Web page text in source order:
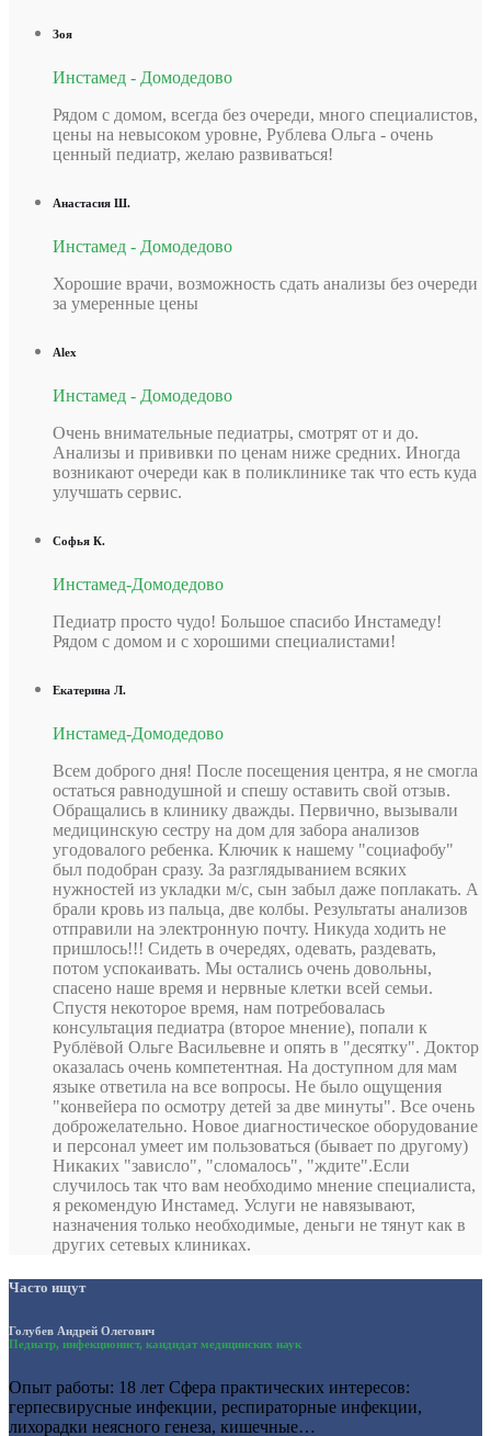
Зоя
Инстамед - Домодедово
Рядом с домом, всегда без очереди, много специалистов,
цены на невысоком уровне, Рублева Ольга - очень
ценный педиатр, желаю развиваться!
Анастасия Ш.
Инстамед - Домодедово
Хорошие врачи, возможность сдать анализы без очереди
за умеренные цены
Alex
Инстамед - Домодедово
Очень внимательные педиатры, смотрят от и до.
Анализы и прививки по ценам ниже средних. Иногда
возникают очереди как в поликлинике так что есть куда
улучшать сервис.
Софья К.
Инстамед-Домодедово
Педиатр просто чудо! Большое спасибо Инстамеду!
Рядом с домом и с хорошими специалистами!
Екатерина Л.
Инстамед-Домодедово
Всем доброго дня! После посещения центра, я не смогла
остаться равнодушной и спешу оставить свой отзыв.
Обращались в клинику дважды. Первично, вызывали
медицинскую сестру на дом для забора анализов
угодовалого ребенка. Ключик к нашему "социафобу"
был подобран сразу. За разглядыванием всяких
нужностей из укладки м/с, сын забыл даже поплакать. А
брали кровь из пальца, две колбы. Результаты анализов
отправили на электронную почту. Никуда ходить не
пришлось!!! Сидеть в очередях, одевать, раздевать,
потом успокаивать. Мы остались очень довольны,
спасено наше время и нервные клетки всей семьи.
Спустя некоторое время, нам потребовалась
консультация педиатра (второе мнение), попали к
Рублёвой Ольге Васильевне и опять в "десятку". Доктор
оказалась очень компетентная. На доступном для мам
языке ответила на все вопросы. Не было ощущения
"конвейера по осмотру детей за две минуты". Все очень
доброжелательно. Новое диагностическое оборудование
и персонал умеет им пользоваться (бывает по другому)
Никаких "зависло", "сломалось", "ждите".Если
случилось так что вам необходимо мнение специалиста,
я рекомендую Инстамед. Услуги не навязывают,
назначения только необходимые, деньги не тянут как в
других сетевых клиниках.
Часто ищут
Голубев Андрей Олегович
Педиатр, инфекционист, кандидат медицинских наук
Опыт работы: 18 лет Сфера практических интересов:
герпесвирусные инфекции, респираторные инфекции,
лихорадки неясного генеза, кишечные…